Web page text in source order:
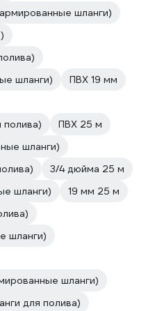
шланги)
шланги)
ПВХ 19 мм
ПВХ 25 м
шланги)
3/4 дюйма 25 м
шланги)
19 мм 25 м
шланги)
шланги)
для полива)